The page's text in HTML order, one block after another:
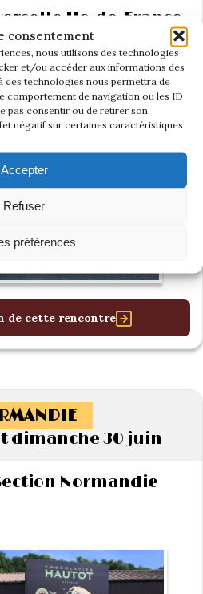
consentement
nous utilisons des technologies
et/ou accéder aux informations des
ces technologies nous permettra de
comportement de navigation ou les ID
pas consentir ou de retirer son
négatif sur certaines caractéristiques
Accepter
Refuser
préférences
Ile-de-France
mensuelle de
Gazoline.
de cette rencontre
dimanche 30 juin
Normandie